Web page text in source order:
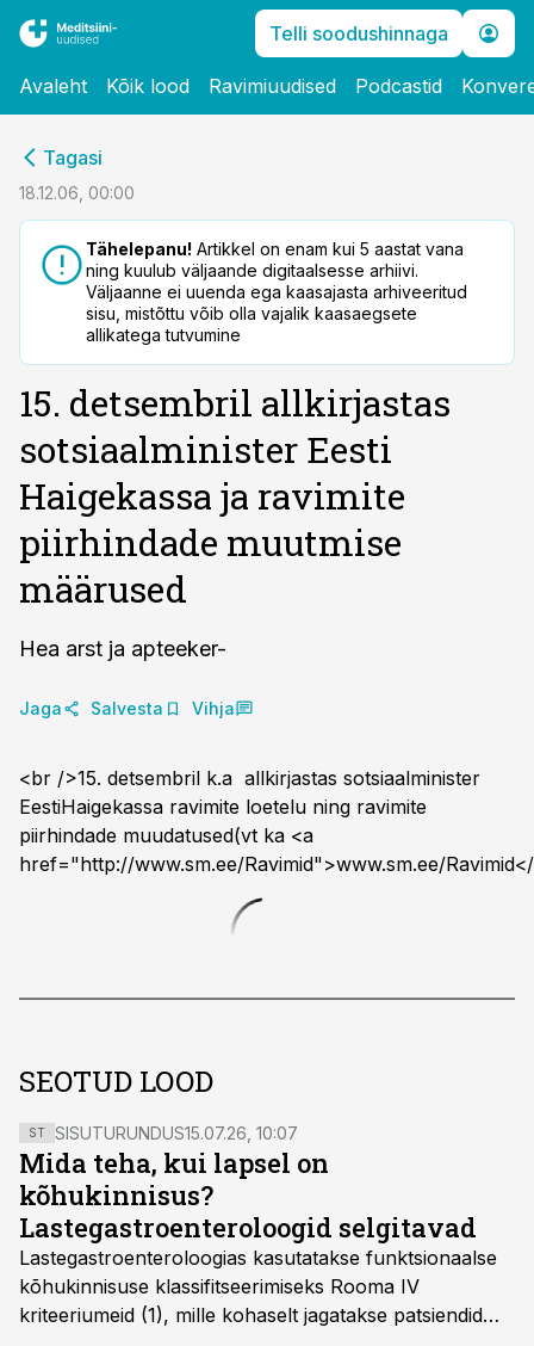
Telli soodushinnaga
Avaleht Kõik lood Ravimiuudised Podcastid
Tagasi
18.12.06, 00:00
Tähelepanu! Artikkel on enam kui 5 aastat vana
ning kuulub väljaande digitaalsesse arhiivi.
Väljaanne ei uuenda ega kaasajasta arhiveeritud
sisu, mistõttu võib olla vajalik kaasaegsete
allikatega tutvumine
15. detsembril allkirjastas
sotsiaalminister Eesti
Haigekassa ja ravimite
piirhindade muutmise
määrused
Hea arst ja apteeker-
Jaga Salvesta Vihja
<br />15. detsembril k.a allkirjastas sotsiaalminister
EestiHaigekassa ravimite loetelu ning ravimite
piirhindade muudatused(vt ka <a
href="http://www.sm.ee/Ravimid">www.sm.ee/
SEOTUD LOOD
ST SISUTURUNDUS15.07.26, 10:07
Mida teha, kui lapsel on
kõhukinnisus?
Lastegastroenteroloogid selgitavad
Lastegastroenteroloogias kasutatakse funktsionaalse
kõhukinnisuse klassifitseerimiseks Rooma IV
kriteeriumeid (1), mille kohaselt jagatakse patsiendid